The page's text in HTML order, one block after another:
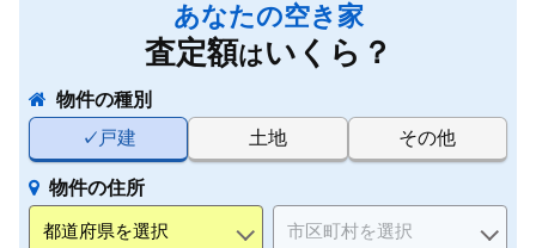
あなたの空き家
査定額はいくら？
物件の種別
戸建
土地 その他
物件の住所